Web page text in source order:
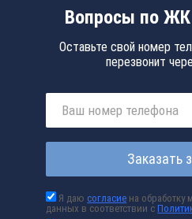
Вопросы по ЖК
Оставьте свой номер
перезвонит
Заказать
Я даюсогласие на обработку
данных в соответствии с